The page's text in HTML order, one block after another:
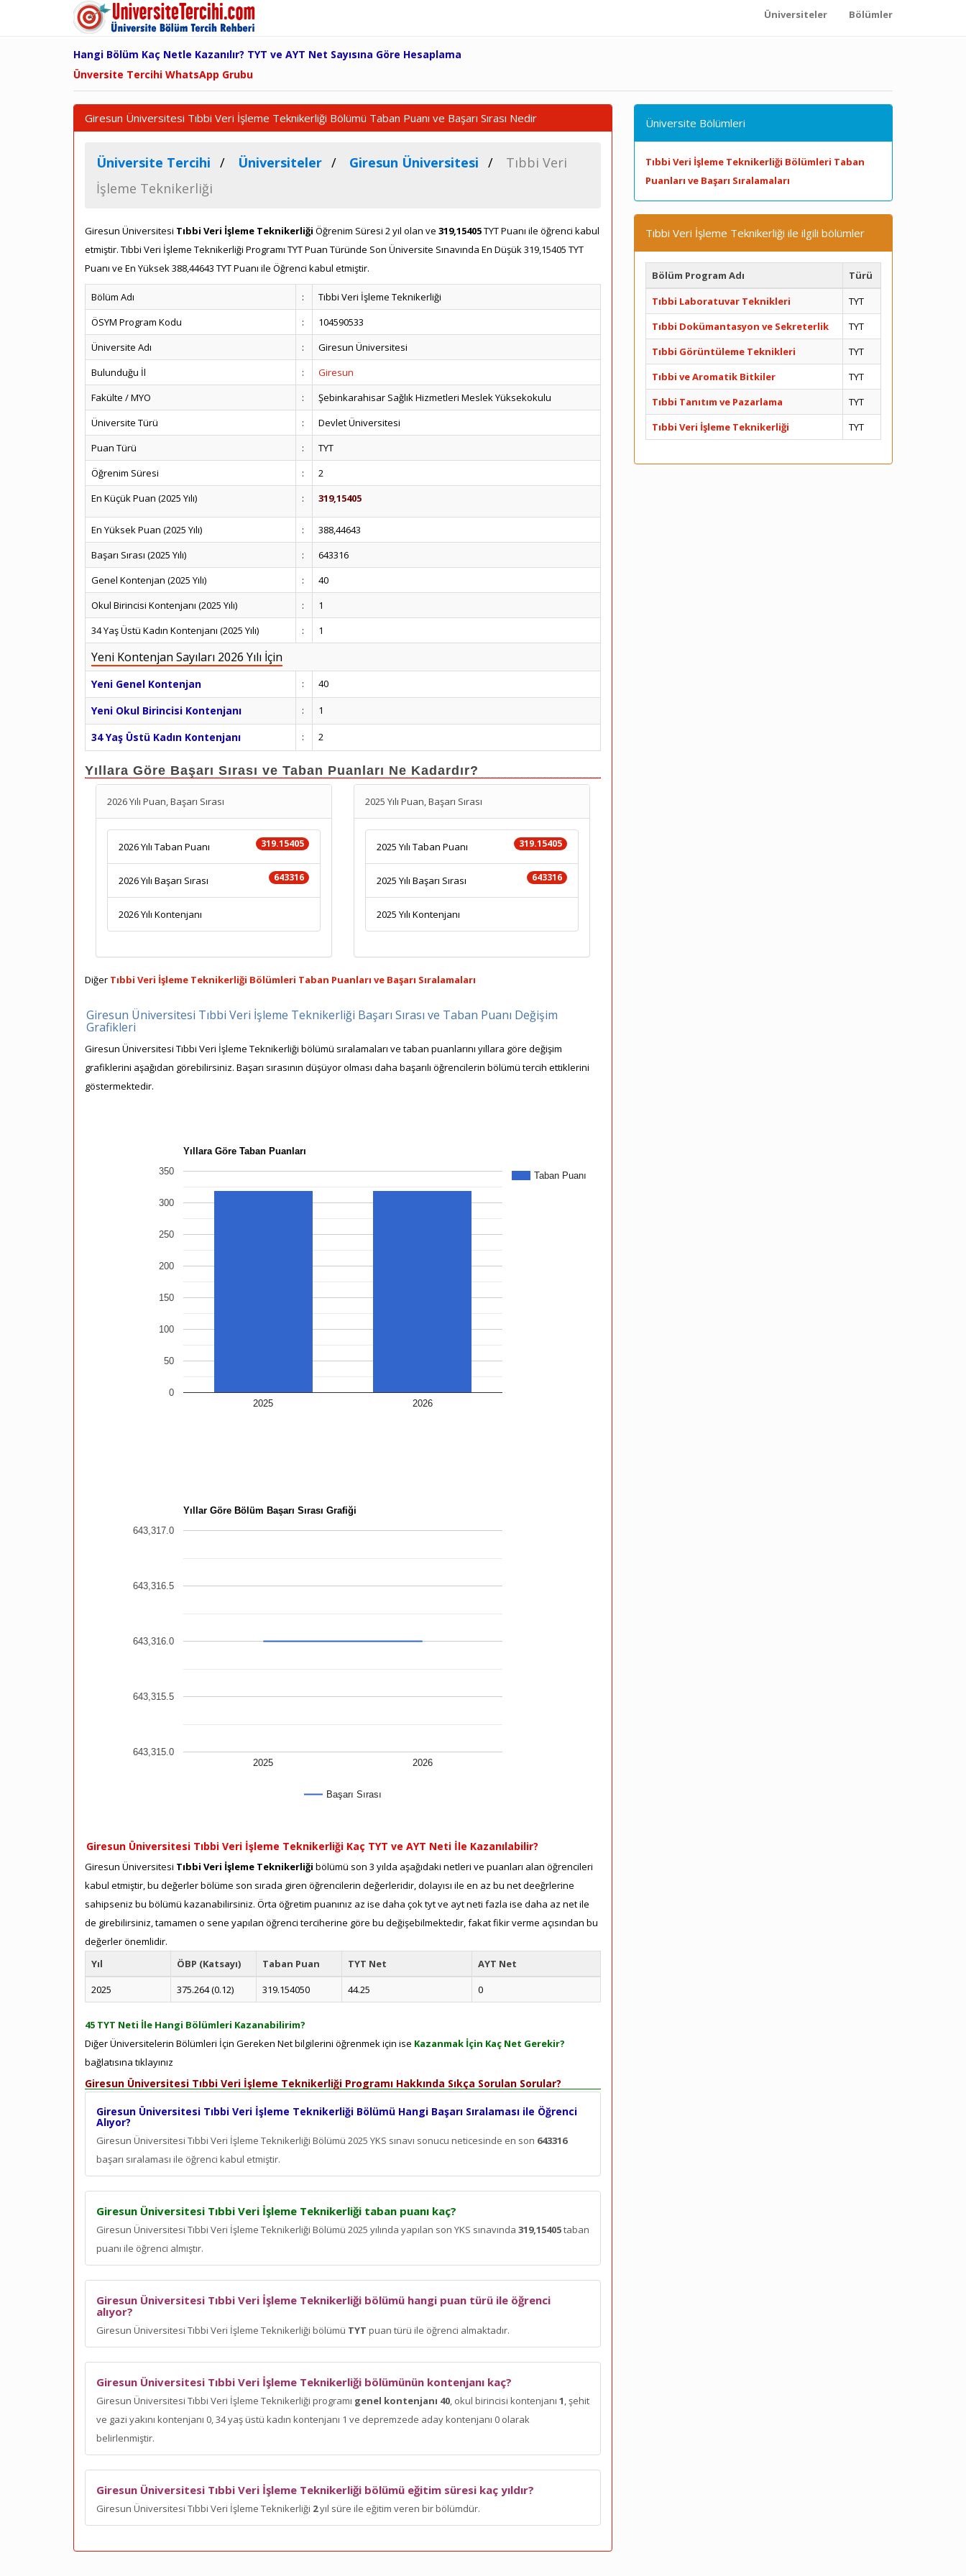
Üniversiteler Bölümler
Hangi Bölüm Kaç Netle Kazanılır? TYT ve AYT Net Sayısına Göre Hesaplama
Ünversite Tercihi WhatsApp Grubu
Giresun Üniversitesi Tıbbi Veri İşleme Teknikerliği Bölümü Taban Puanı ve Başarı Sırası Nedir
Üniversite Tercihi Üniversiteler Giresun Üniversitesi
Tıbbi Veri
İşleme Teknikerliği
Giresun Üniversitesi Tıbbi Veri İşleme Teknikerliği Öğrenim Süresi 2 yıl olan ve 319,15405TYT Puanı ile öğrenci kabul
etmiştir. Tıbbi Veri İşleme Teknikerliği Programı TYT Puan Türünde Son Üniversite Sınavında En Düşük 319,15405 TYT
Puanı ve En Yüksek 388,44643 TYT Puanı ile Öğrenci kabul etmiştir.
Bölüm Adı :
Tıbbi Veri İşleme Teknikerliği
ÖSYM Program Kodu
:
104590533
Üniversite Adı
:
Giresun Üniversitesi
Bulunduğu İl
:
Giresun
Fakülte / MYO
:
Şebinkarahisar Sağlık Hizmetleri Meslek Yüksekokulu
Üniversite Türü
:
Devlet Üniversitesi
Puan Türü
:
TYT
Öğrenim Süresi
:
2
En Küçük Puan (2025 Yılı)
: 319,15405
En Yüksek Puan (2025 Yılı) :
388,44643
Başarı Sırası (2025 Yılı)
:
643316
Genel Kontenjan (2025 Yılı)
:
40
Okul Birincisi Kontenjanı (2025 Yılı)
:
1
34 Yaş Üstü Kadın Kontenjanı (2025 Yılı)
: 1
Yeni Kontenjan Sayıları 2026 Yılı İçin
Yeni Genel Kontenjan : 40
Yeni Okul Birincisi Kontenjanı : 1
34 Yaş Üstü Kadın Kontenjanı : 2
Yıllara Göre Başarı Sırası ve Taban Puanları Ne Kadardır?
2026 Yılı Puan, Başarı Sırası
319.15405
2026 Yılı Taban Puanı
643316
2026 Yılı Başarı Sırası
2026 Yılı Kontenjanı
2025 Yılı Puan, Başarı Sırası
319.15405
2025 Yılı Taban Puanı
643316
2025 Yılı Başarı Sırası
2025 Yılı Kontenjanı
Diğer Tıbbi Veri İşleme Teknikerliği Bölümleri Taban Puanları ve Başarı Sıralamaları
Giresun Üniversitesi Tıbbi Veri İşleme Teknikerliği Başarı Sırası ve Taban Puanı Değişim
Grafikleri
Giresun Üniversitesi Tıbbi Veri İşleme Teknikerliği bölümü sıralamaları ve taban puanlarını yıllara göre değişim
grafiklerini aşağıdan görebilirsiniz. Başarı sırasının düşüyor olması daha başarılı öğrencilerin bölümü tercih ettiklerini
göstermektedir.
Yıllara Göre Taban Puanları
Taban Puanı
2025 2026
0
50
100
150
200
250
300
350
Yıllar Göre Bölüm Başarı Sırası Grafiği
Başarı Sırası
2025 2026
643,315.0
643,315.5
643,316.0
643,316.5
643,317.0
Giresun Üniversitesi Tıbbi Veri İşleme Teknikerliği Kaç TYT ve AYT Neti İle Kazanılabilir?
Giresun Üniversitesi Tıbbi Veri İşleme Teknikerliği bölümü son 3 yılda aşağıdaki netleri ve puanları alan öğrencileri
kabul etmiştir, bu değerler bölüme son sırada giren öğrencilerin değerleridir, dolayısı ile en az bu net deeğrlerine
sahipseniz bu bölümü kazanabilirsiniz. Örta öğretim puanınız az ise daha çok tyt ve ayt neti fazla ise daha az net ile
de girebilirsiniz, tamamen o sene yapılan öğrenci terciherine göre bu değişebilmektedir, fakat fikir verme açısından bu
değerler önemlidir.
Yıl
ÖBP (Katsayı) Taban Puan TYT Net
AYT Net
2025
375.264 (0.12) 319.154050 44.25 0
45 TYT Neti İle Hangi Bölümleri Kazanabilirim?
Diğer Üniversitelerin Bölümleri İçin Gereken Net bilgilerini öğrenmek için ise Kazanmak İçin Kaç Net Gerekir?
bağlatısına tıklayınız
Giresun Üniversitesi Tıbbi Veri İşleme Teknikerliği Programı Hakkında Sıkça Sorulan Sorular?
Giresun Üniversitesi Tıbbi Veri İşleme Teknikerliği Bölümü Hangi Başarı Sıralaması ile Öğrenci
Alıyor?
Giresun Üniversitesi Tıbbi Veri İşleme Teknikerliği Bölümü 2025 YKS sınavı sonucu neticesinde en son 643316
başarı sıralaması ile öğrenci kabul etmiştir.
Giresun Üniversitesi Tıbbi Veri İşleme Teknikerliği taban puanı kaç?
Giresun Üniversitesi Tıbbi Veri İşleme Teknikerliği Bölümü 2025 yılında yapılan son YKS sınavında 319,15405taban
puanı ile öğrenci almıştır.
Giresun Üniversitesi Tıbbi Veri İşleme Teknikerliği bölümü hangi puan türü ile öğrenci
alıyor?
Giresun Üniversitesi Tıbbi Veri İşleme Teknikerliği bölümü TYT puan türü ile öğrenci almaktadır.
Giresun Üniversitesi Tıbbi Veri İşleme Teknikerliği bölümünün kontenjanı kaç?
Giresun Üniversitesi Tıbbi Veri İşleme Teknikerliği programı genel kontenjanı 40, okul birincisi kontenjanı 1, şehit
ve gazi yakını kontenjanı 0, 34 yaş üstü kadın kontenjanı 1 ve depremzede aday kontenjanı 0 olarak
belirlenmiştir.
Giresun Üniversitesi Tıbbi Veri İşleme Teknikerliği bölümü eğitim süresi kaç yıldır?
Giresun Üniversitesi Tıbbi Veri İşleme Teknikerliği 2yıl süre ile eğitim veren bir bölümdür.
Üniversite Bölümleri
Tıbbi Veri İşleme Teknikerliği Bölümleri Taban
Puanları ve Başarı Sıralamaları
Tıbbi Veri İşleme Teknikerliği ile ilgili bölümler
Bölüm Program Adı
Türü
Tıbbi Laboratuvar Teknikleri
TYT
Tıbbi Dokümantasyon ve Sekreterlik
TYT
Tıbbi Görüntüleme Teknikleri
TYT
Tıbbi ve Aromatik Bitkiler
TYT
Tıbbi Tanıtım ve Pazarlama
TYT
Tıbbi Veri İşleme Teknikerliği
TYT